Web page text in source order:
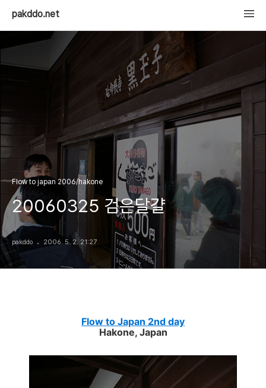
pakddo.net
Flow to japan 2006/hakone
20060325 검은달걀
pakddo 2006. 5. 2. 21:27
Flow to Japan 2nd day
Hakone, Japan